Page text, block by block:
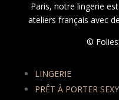
Paris, notre lingerie
ateliers français avec
©
LINGERIE
PRÊT À PORTER SEXY